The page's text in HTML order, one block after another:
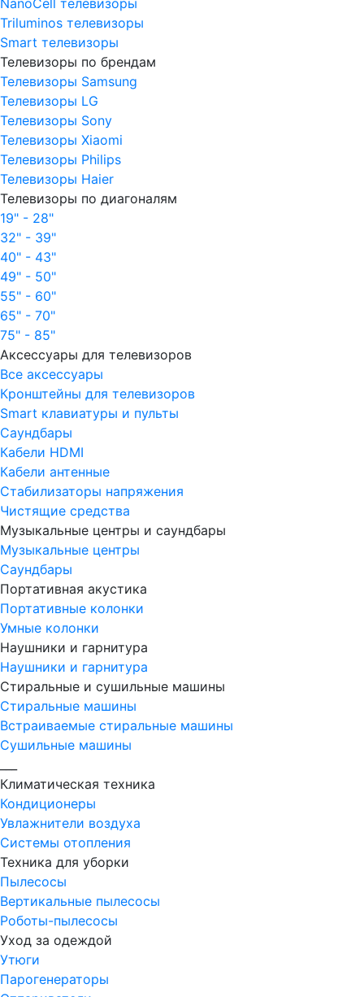
NanoCell телевизоры
Triluminos телевизоры
Smart телевизоры
Телевизоры по брендам
Телевизоры Samsung
Телевизоры LG
Телевизоры Sony
Телевизоры Xiaomi
Телевизоры Philips
Телевизоры Haier
Телевизоры по диагоналям
19" - 28"
32" - 39"
40" - 43"
49" - 50"
55" - 60"
65" - 70"
75" - 85"
Аксессуары для телевизоров
Все аксессуары
Кронштейны для телевизоров
Smart клавиатуры и пульты
Саундбары
Кабели HDMI
Кабели антенные
Стабилизаторы напряжения
Чистящие средства
Музыкальные центры и саундбары
Музыкальные центры
Саундбары
Портативная акустика
Портативные колонки
Умные колонки
Наушники и гарнитура
Наушники и гарнитура
Стиральные и сушильные машины
Стиральные машины
Встраиваемые стиральные машины
Сушильные машины
Климатическая техника
Кондиционеры
Увлажнители воздуха
Системы отопления
Техника для уборки
Пылесосы
Вертикальные пылесосы
Роботы-пылесосы
Уход за одеждой
Утюги
Парогенераторы